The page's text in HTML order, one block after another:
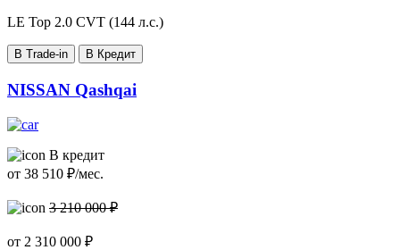
LE Top 2.0 CVT (144 л.с.)
В Trade-in В Кредит
NISSAN Qashqai
В кредит
от 38 510 ₽/мес.
3 210 000 ₽
от 2 310 000 ₽